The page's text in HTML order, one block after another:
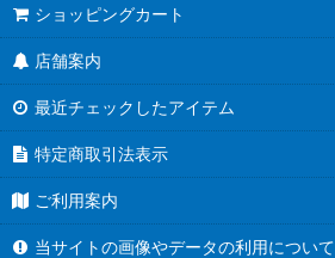
ショッピングカート
店舗案内
最近チェックしたアイテム
特定商取引法表示
ご利用案内
当サイトの画像やデータの利用について